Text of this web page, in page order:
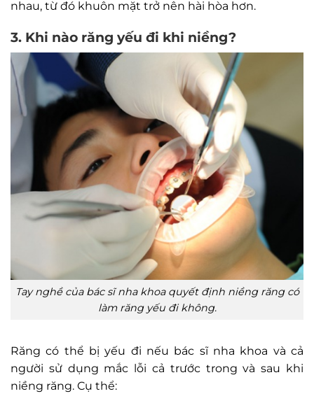
nhau, từ đó khuôn mặt trở nên hài hòa hơn.
3. Khi nào răng yếu đi khi niềng?
Tay nghề của bác sĩ nha khoa quyết định niềng răng có
làm răng yếu đi không.
Răng có thể bị yếu đi nếu bác sĩ nha khoa và cả
người sử dụng mắc lỗi cả trước trong và sau khi
niềng răng. Cụ thể: